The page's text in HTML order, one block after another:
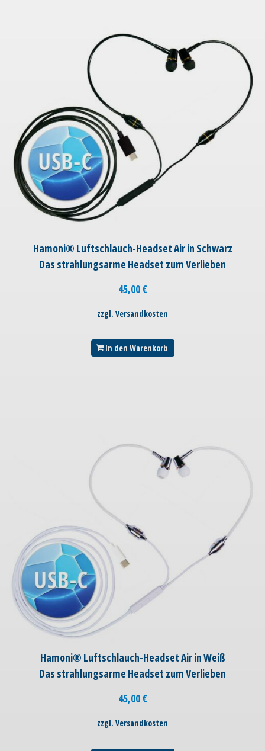
Hamoni® Luftschlauch-Headset Air in Schwarz
Das strahlungsarme Headset zum Verlieben
45,00€
zzgl. Versandkosten
In den Warenkorb
Hamoni® Luftschlauch-Headset Air in Weiß
Das strahlungsarme Headset zum Verlieben
45,00€
zzgl. Versandkosten